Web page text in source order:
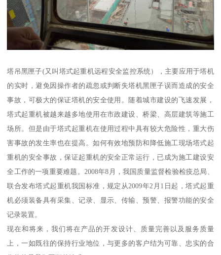
塔吊黑匣子(又叫塔式起重机远程安全监控系统），主要应用于塔机
的实时，避免因操作者的疏忽或判断失塔机黑匣子误而造成的安全
事故，可极大的保证塔机的安全使用。随着城市建设的飞速发展，
塔式起重机被越来越多地使用在市政建设、桥梁、高层建筑等施工
场所。但是由于塔式起重机在使用过程中具有较大危险性，重大伤
害事故的发生率也在提高。如何有效地预防和降低施工现场塔式起
重机的安全事故，保证起重机的安全正常运行，已成为施工建设安
全工作的一项重要难题。2008年8月，我国质量监督检验检疫总局、
联合发布塔式起重机我国标准，规定从2009年2月1日起，塔式起重
机必须装备具有采集、记录、显示、传输、预警、报警功能的安全
记录装置。
现在和将来，我们将在产品的开发设计、质量完善以及服务质量
上，一如既往的保持行业地位，与更多的客户结为可靠、忠实的合